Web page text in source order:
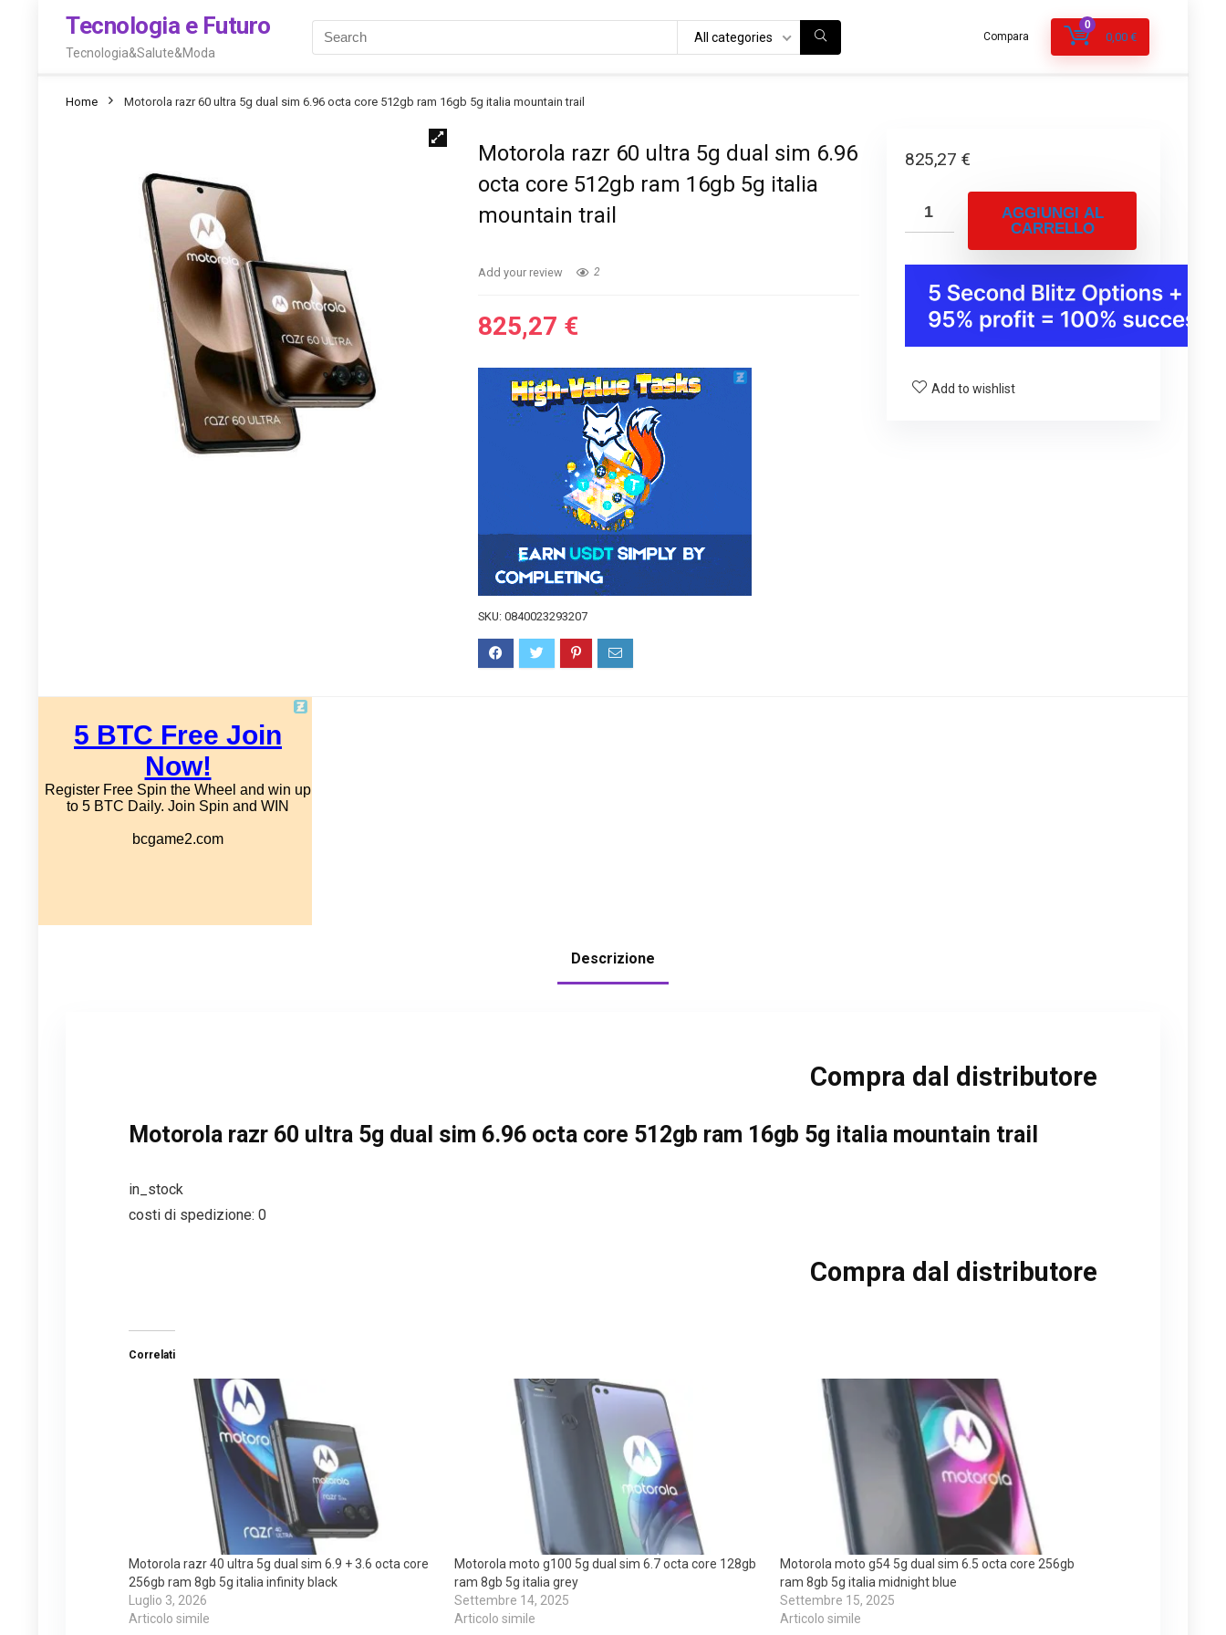
Tecnologia e Futuro
Tecnologia&Salute&Moda
All categories Compara
0
0,00 €
Home Motorola razr 60 ultra 5g dual sim 6.96 octa core 512gb ram 16gb 5g italia mountain trail
Motorola razr 60 ultra 5g dual sim 6.96
octa core 512gb ram 16gb 5g italia
mountain trail
Add your review 2
825,27 €
SKU:0840023293207
825,27 €
AGGIUNGI AL
CARRELLO
Add to wishlist
Descrizione
Compra dal distributore
Motorola razr 60 ultra 5g dual sim 6.96 octa core 512gb ram 16gb 5g italia mountain trail
in_stock
costi di spedizione: 0
Compra dal distributore
Correlati
Motorola razr 40 ultra 5g dual sim 6.9 + 3.6 octa core
256gb ram 8gb 5g italia infinity black
Luglio 3, 2026
Articolo simile
Motorola moto g100 5g dual sim 6.7 octa core 128gb
ram 8gb 5g italia grey
Settembre 14, 2025
Articolo simile
Motorola moto g54 5g dual sim 6.5 octa core 256gb
ram 8gb 5g italia midnight blue
Settembre 15, 2025
Articolo simile